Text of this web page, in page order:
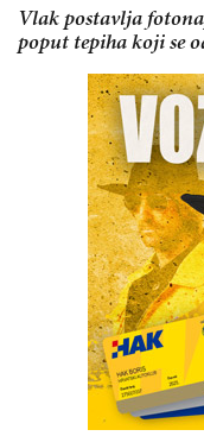
Vlak postavlja
poput tepiha koji se